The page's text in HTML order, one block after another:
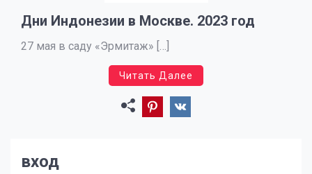
Дни Индонезии в Москве. 2023 год
27 мая в саду «Эрмитаж» […]
Читать Далее
вход